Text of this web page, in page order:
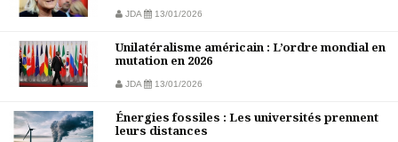
JDA 13/01/2026
Unilatéralisme américain : L’ordre mondial en
mutation en 2026
JDA 13/01/2026
Énergies fossiles : Les universités prennent
leurs distances